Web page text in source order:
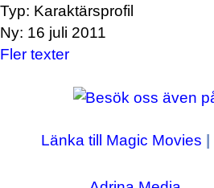
Typ: Karaktärsprofil
Ny: 16 juli 2011
Fler texter
Länka till Magic Movies